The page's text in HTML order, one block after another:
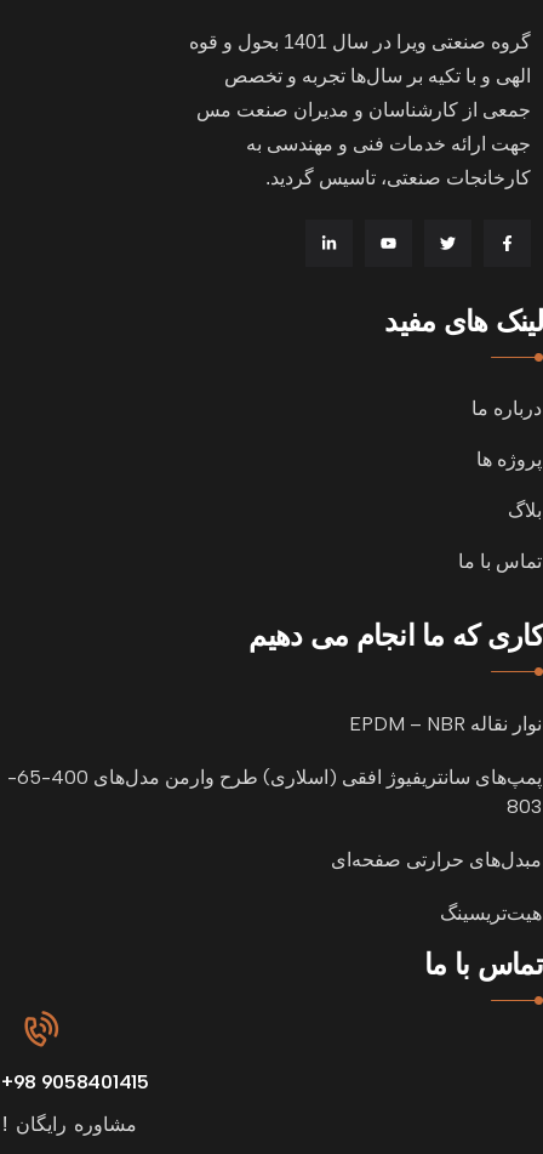
گروه صنعتی ویرا در سال
بحول و قوه
الهی و با تکیه بر سال‌ها تجربه و تخصص
جمعی از کارشناسان و مدیران صنعت مس
جهت ارائه خدمات فنی و مهندسی به
کارخانجات صنعتی، تاسیس گردید.
لینک های مفید
درباره ما
پروژه ها
بلاگ
تماس با ما
کاری که ما انجام می دهیم
نوار نقاله EPDM – NBR
پمپ‌های سانتریفیوژ افقی (اسلاری) طرح وارمن مدل‌های 400-65-
803
مبدل‌های حرارتی صفحه‌ای
هیت‌تریسینگ
تماس با ما
9058401415 98+
مشاوره رایگان !